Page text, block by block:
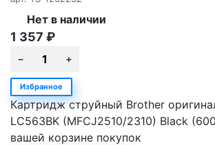
Нет в наличии
1 357 ₽
Избранное
Картридж струйный Brother
LC563BK (MFCJ2510/2310) Black
вашей корзине покупок